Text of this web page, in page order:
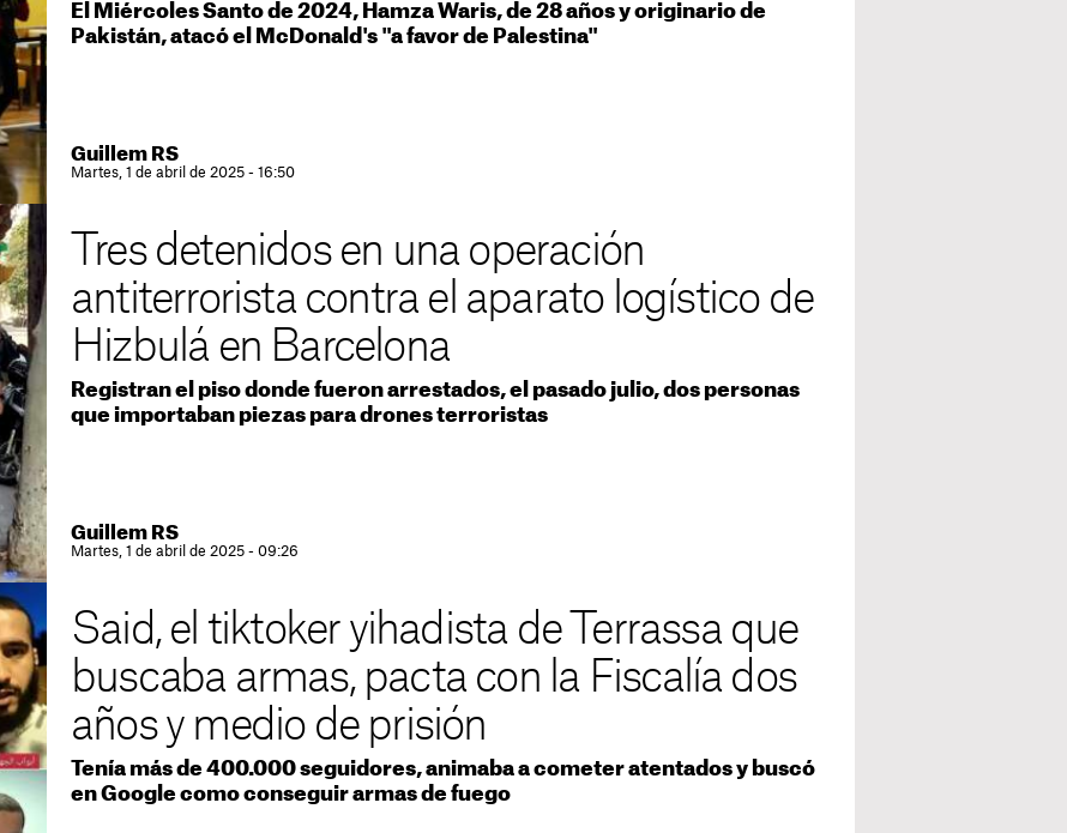
El Miércoles Santo de 2024, Hamza Waris, de 28 años y originario de
Pakistán, atacó el McDonald's "a favor de Palestina"
Guillem RS
Martes, 1 de abril de 2025 - 16:50
Tres detenidos en una operación
antiterrorista contra el aparato logístico de
Hizbulá en Barcelona
Registran el piso donde fueron arrestados, el pasado julio, dos personas
que importaban piezas para drones terroristas
Guillem RS
Martes, 1 de abril de 2025 - 09:26
Said, el tiktoker yihadista de Terrassa que
buscaba armas, pacta con la Fiscalía dos
años y medio de prisión
Tenía más de 400.000 seguidores, animaba a cometer atentados y buscó
en Google como conseguir armas de fuego